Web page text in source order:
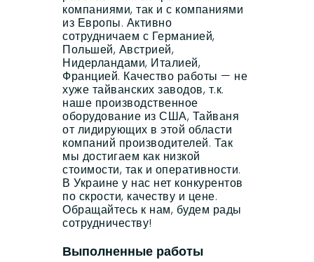
компаниями, так и с компаниями
из Европы. Активно
сотрудничаем с Германией,
Польшей, Австрией,
Нидерландами, Италией,
Францией. Качество работы — не
хуже тайванских заводов, т.к.
наше производственное
оборудование из США, Тайваня
от лидирующих в этой области
компаний производителей. Так
мы достигаем как низкой
стоимости, так и оперативности.
В Украине у нас нет конкурентов
по скрости, качеству и цене.
Обращайтесь к нам, будем рады
сотрудничеству!
Выполненные работы